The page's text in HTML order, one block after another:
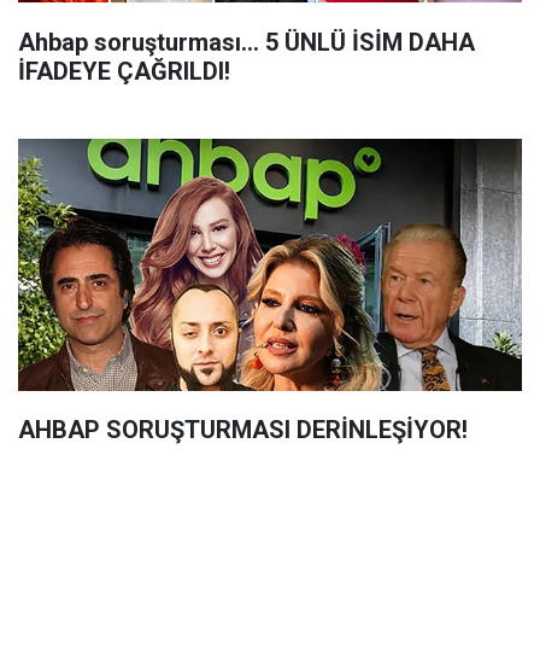
Ahbap soruşturması... 5 ÜNLÜ İSİM DAHA
İFADEYE ÇAĞRILDI!
AHBAP SORUŞTURMASI DERİNLEŞİYOR!